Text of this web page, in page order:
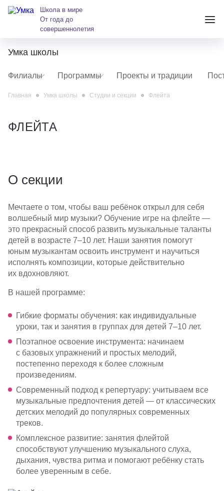
Школа в мире
От года до
совершеннолетия
О нас
Партнерам
Проекты
Контакты
andreeva@krasumka.ru
Умка школы
Филиалы Программы Проекты и традиции
Главная Умка школы Студии и секции Флейта
ФЛЕЙТА
О секции
Мечтаете о том, чтобы ваш ребёнок открыл для себя
волшебный мир музыки? Обучение игре на флейте —
это прекрасный способ развить музыкальные таланты
детей в возрасте 7–10 лет. Наши занятия помогут
юным музыкантам освоить инструмент и научиться
исполнять композиции, которые действительно
их вдохновляют.
В нашей программе:
Гибкие форматы обучения: как индивидуальные
уроки, так и занятия в группах для детей 7–10 лет.
Поэтапное освоение инструмента: начинаем
с базовых упражнений и простых мелодий,
постепенно переходя к более сложным
произведениям.
Современный подход к репертуару: учитываем все
музыкальные предпочтения детей — от классических
детских мелодий до популярных современных
треков.
Комплексное развитие: занятия флейтой
способствуют улучшению музыкального слуха,
дыхания, чувства ритма и помогают ребёнку стать
более уверенным в себе.